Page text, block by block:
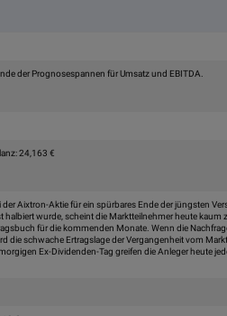
der Prognosespannen für Umsatz und EBITDA.
24,163 €
Aixtron-Aktie für ein spürbares Ende der jüngsten
halbiert wurde, scheint die Marktteilnehmer heute kaum
für die kommenden Monate. Wenn die
die schwache Ertragslage der Vergangenheit vom
Ex-Dividenden-Tag greifen die Anleger heute